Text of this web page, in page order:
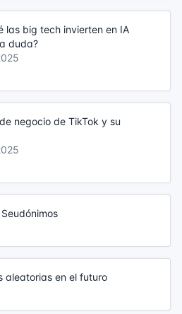
las big tech invierten en IA
duda?
negocio de TikTok y su
aleatorias en el futuro